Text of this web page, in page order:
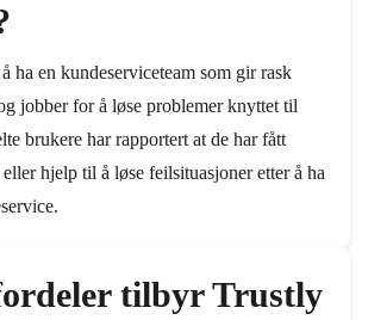
ha en kundeserviceteam som gir rask
jobber for å løse problemer knyttet til
brukere har rapportert at de har fått
hjelp til å løse feilsituasjoner etter å ha
tilbyr Trustly